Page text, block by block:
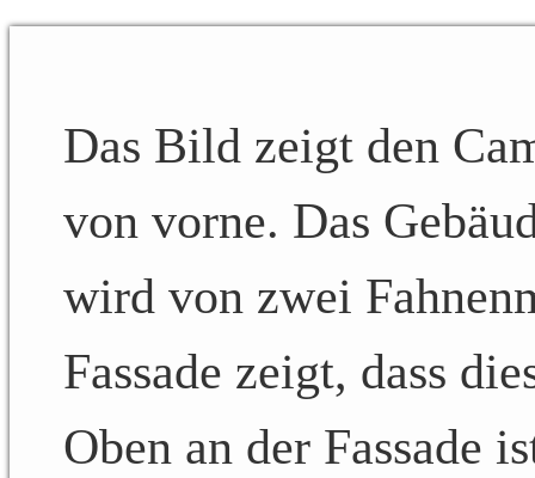
Das Bild zeigt den
von vorne. Das
wird von zwei
Fassade zeigt, dass
Oben an der Fassade